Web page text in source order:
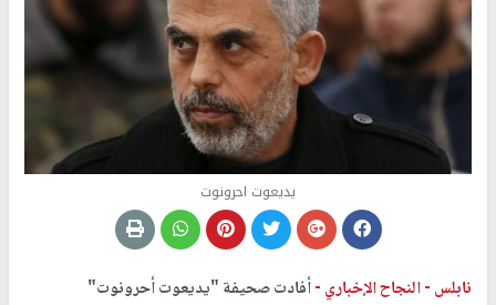
يديعوت احرونوت
نابلس -النجاح الإخباري -أفادت صحيفة "يديعوت أحرونوت"